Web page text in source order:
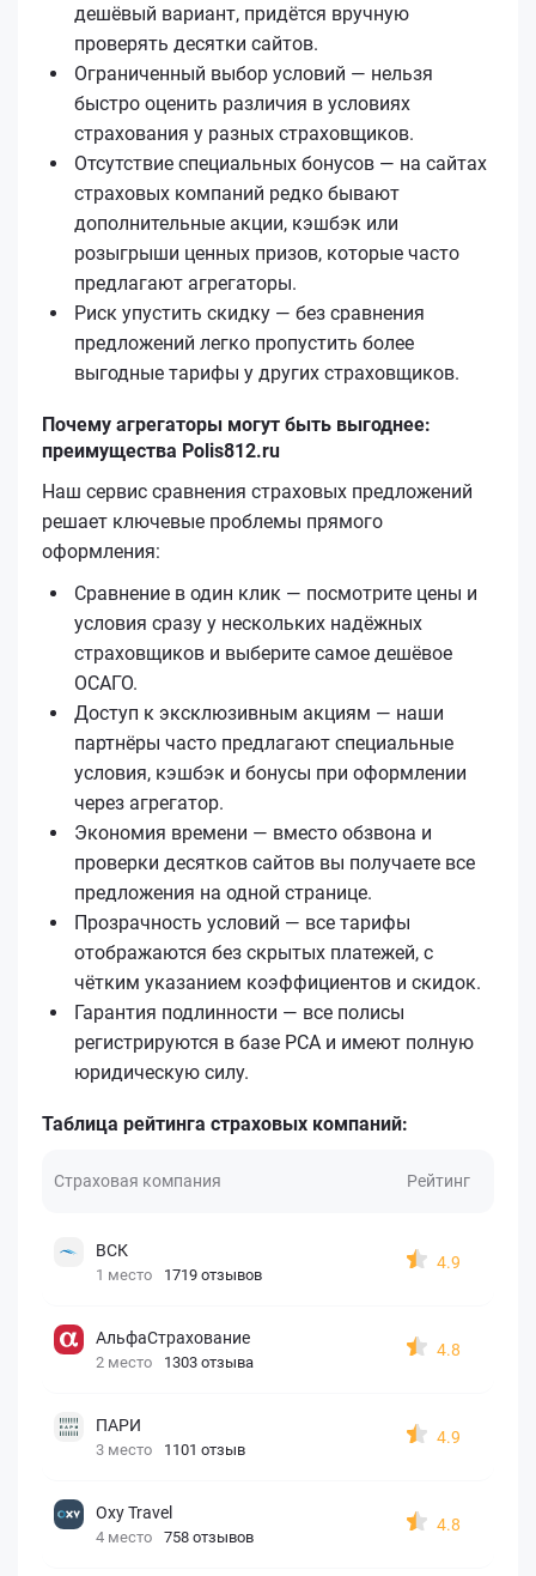
дешёвый вариант, придётся вручную
проверять десятки сайтов.
Ограниченный выбор условий — нельзя
быстро оценить различия в условиях
страхования у разных страховщиков.
Отсутствие специальных бонусов — на сайтах
страховых компаний редко бывают
дополнительные акции, кэшбэк или
розыгрыши ценных призов, которые часто
предлагают агрегаторы.
Риск упустить скидку — без сравнения
предложений легко пропустить более
выгодные тарифы у других страховщиков.
Почему агрегаторы могут быть выгоднее:
преимущества Polis812.ru
Наш сервис сравнения страховых предложений
решает ключевые проблемы прямого
оформления:
Сравнение в один клик — посмотрите цены и
условия сразу у нескольких надёжных
страховщиков и выберите самое дешёвое
ОСАГО.
Доступ к эксклюзивным акциям — наши
партнёры часто предлагают специальные
условия, кэшбэк и бонусы при оформлении
через агрегатор.
Экономия времени — вместо обзвона и
проверки десятков сайтов вы получаете все
предложения на одной странице.
Прозрачность условий — все тарифы
отображаются без скрытых платежей, с
чётким указанием коэффициентов и скидок.
Гарантия подлинности — все полисы
регистрируются в базе РСА и имеют полную
юридическую силу.
Таблица рейтинга страховых компаний:
Страховая компания Рейтинг
ВСК
1 место 1719 отзывов
4.9
АльфаСтрахование
2 место 1303 отзыва
4.8
ПАРИ
3 место 1101 отзыв
4.9
Oxy Travel
4 место 758 отзывов
4.8